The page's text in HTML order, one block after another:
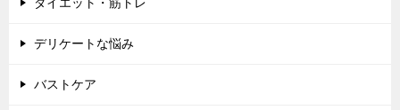
ダイエット・筋トレ
デリケートな悩み
バストケア